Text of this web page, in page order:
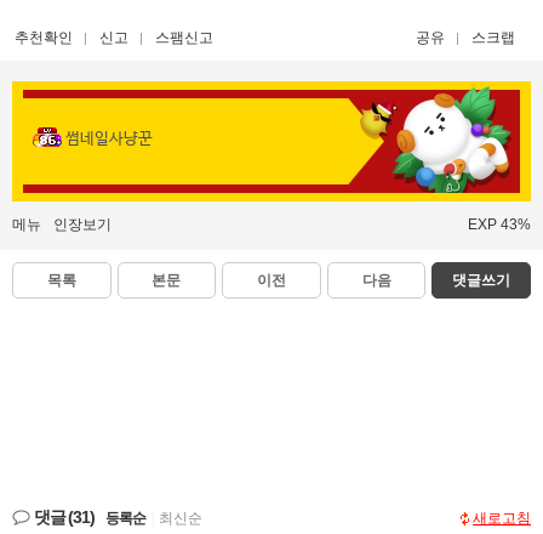
추천확인 신고 스팸신고 공유 스크랩
썸네일사냥꾼
메뉴 인장보기 EXP 43%
목록 본문 이전 다음 댓글쓰기
댓글(31) 등록순 최신순 새로고침